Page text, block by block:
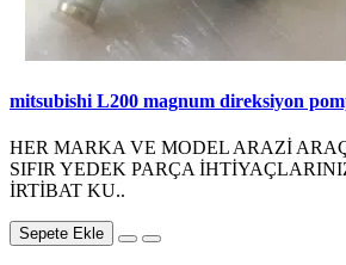
mitsubishi L200 magnum direksiyon
HER MARKA VE MODEL ARAZİ
SIFIR YEDEK PARÇA
İRTİBAT KU..
Sepete Ekle